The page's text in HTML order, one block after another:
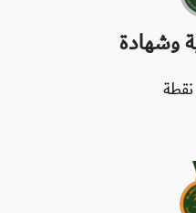
وشهادة